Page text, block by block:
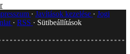
Javítások kezelése
Jogi
RSS
Sütibeállítások